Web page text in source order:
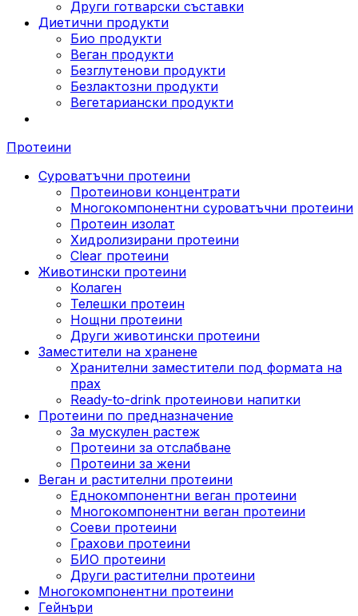
Други готварски съставки
Диетични продукти
Био продукти
Веган продукти
Безглутенови продукти
Безлактозни продукти
Вегетариански продукти
Протеини
Суроватъчни протеини
Протеинови концентрати
Многокомпонентни суроватъчни протеини
Протеин изолат
Хидролизирани протеини
Clear протеини
Животински протеини
Колаген
Телешки протеин
Нощни протеини
Други животински протеини
Заместители на хранене
Хранителни заместители под формата на
прах
Ready-to-drink протеинови напитки
Протеини по предназначение
За мускулен растеж
Протеини за отслабване
Протеини за жени
Веган и растителни протеини
Еднокомпонентни веган протеини
Многокомпонентни веган протеини
Соеви протеини
Грахови протеини
БИО протеини
Други растителни протеини
Многокомпонентни протеини
Гейнъри